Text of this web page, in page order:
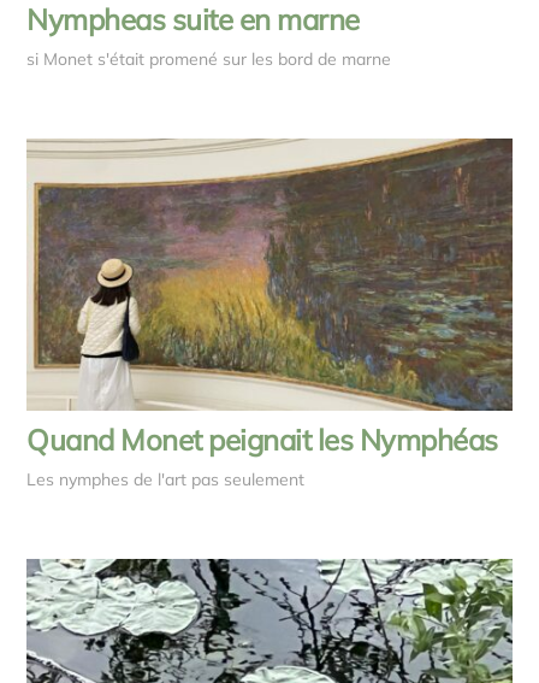
Nympheas suite en marne
si Monet s'était promené sur les bord de marne
Quand Monet peignait les Nymphéas
Les nymphes de l'art pas seulement